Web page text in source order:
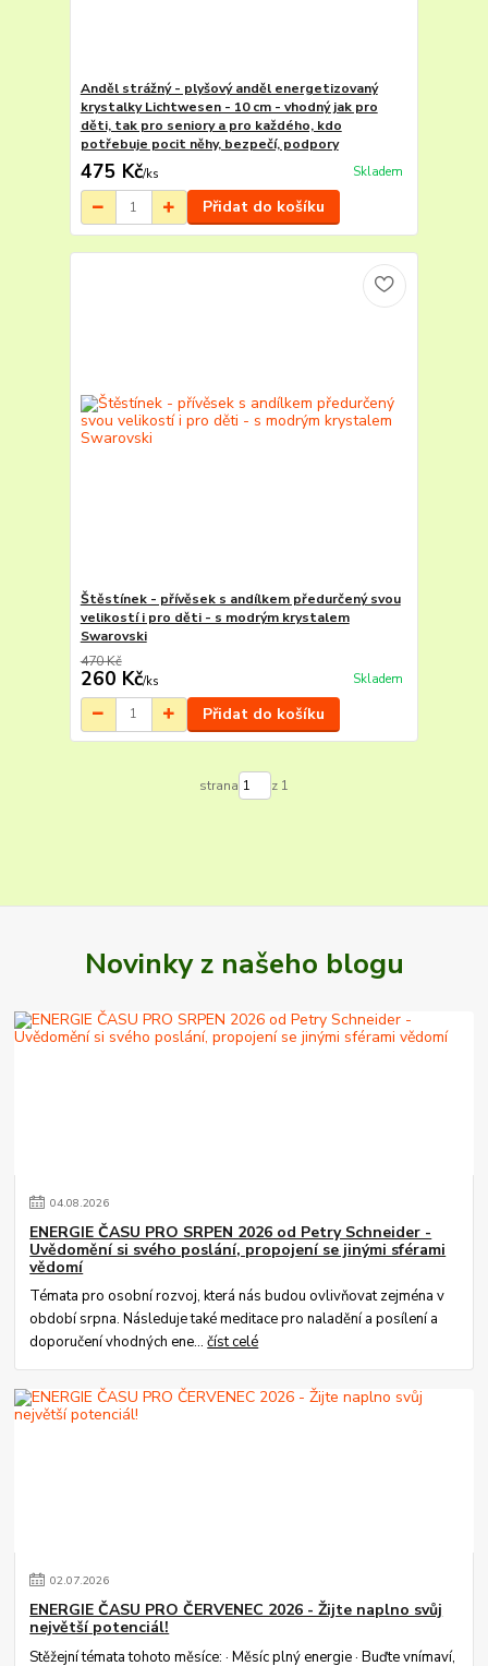
Anděl strážný - plyšový anděl energetizovaný
krystalky Lichtwesen - 10 cm - vhodný jak pro
děti, tak pro seniory a pro každého, kdo
potřebuje pocit něhy, bezpečí, podpory
475 Kč/ks Skladem
Přidat do košíku
Štěstínek - přívěsek s andílkem předurčený svou
velikostí i pro děti - s modrým krystalem
Swarovski
470 Kč
260 Kč/ks Skladem
Přidat do košíku
strana z 1
Novinky z našeho blogu
04.08.2026
ENERGIE ČASU PRO SRPEN 2026 od Petry Schneider -
Uvědomění si svého poslání, propojení se jinými sférami
vědomí
Témata pro osobní rozvoj, která nás budou ovlivňovat zejména v
období srpna. Následuje také meditace pro naladění a posílení a
doporučení vhodných ene...číst celé
02.07.2026
ENERGIE ČASU PRO ČERVENEC 2026 - Žijte naplno svůj
největší potenciál!
Stěžejní témata tohoto měsíce: · Měsíc plný energie · Buďte vnímaví,